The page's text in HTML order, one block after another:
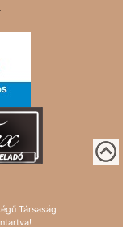
Társaság